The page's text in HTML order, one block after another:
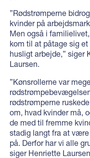
”Rødstrømperne
kvinder på
Men også i
kom til at påtage sig
husligt arbejde,” siger
Laursen.
”Kønsrollerne var
rødstrømperne
om, hvad kvinder må,
de med til fremme
stadig langt fra at
på. Derfor har vi alle
siger Henriette Laursen.